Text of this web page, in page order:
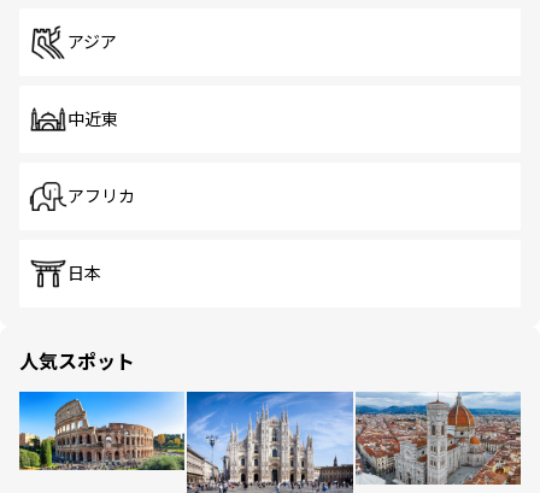
アジア
中近東
アフリカ
日本
人気スポット